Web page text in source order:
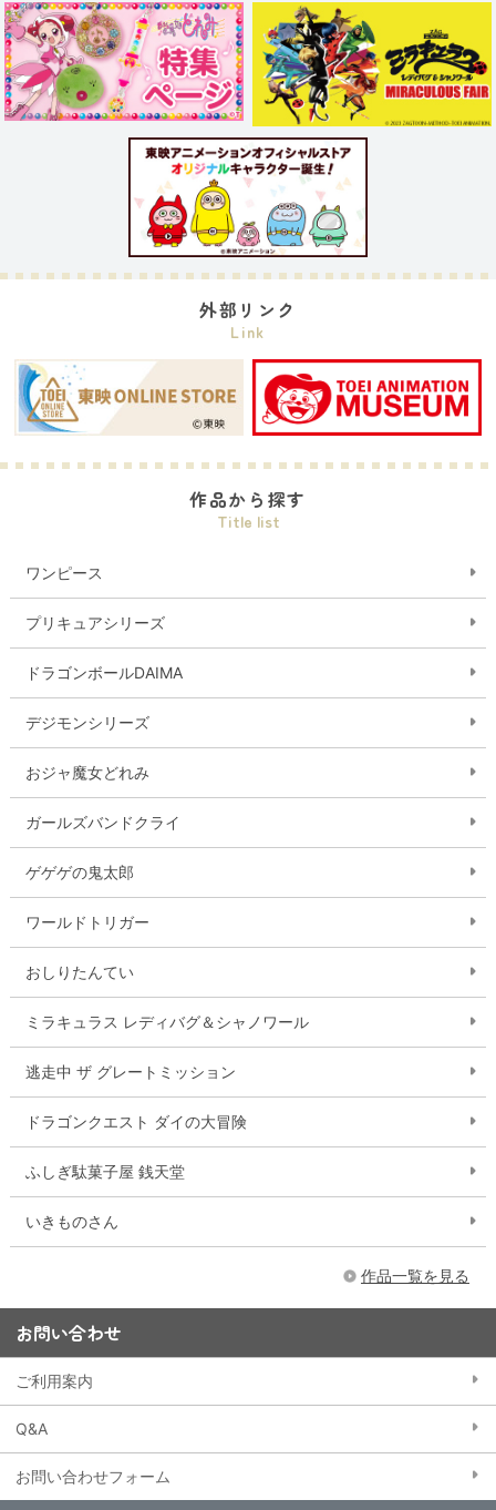
外部リンク
Link
作品から探す
Title list
ワンピース
プリキュアシリーズ
ドラゴンボールDAIMA
デジモンシリーズ
おジャ魔女どれみ
ガールズバンドクライ
ゲゲゲの鬼太郎
ワールドトリガー
おしりたんてい
ミラキュラス レディバグ＆シャノワール
逃走中 ザ グレートミッション
ドラゴンクエスト ダイの大冒険
ふしぎ駄菓子屋 銭天堂
いきものさん
作品一覧を見る
お問い合わせ
ご利用案内
Q&A
お問い合わせフォーム